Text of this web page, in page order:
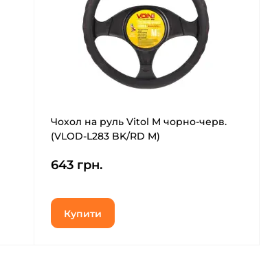
Чохол на руль Vitol M чорно-черв.
(VLOD-L283 BK/RD M)
643 грн.
Купити